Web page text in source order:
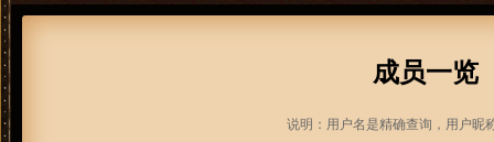
成员一览
说明：用户名是精确查询，用户昵